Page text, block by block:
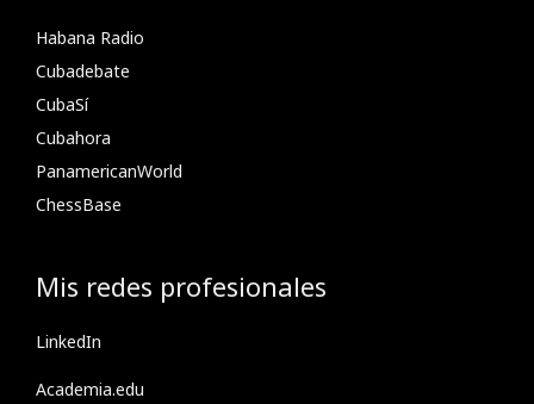
Habana Radio
Cubadebate
CubaSí
Cubahora
PanamericanWorld
ChessBase
Mis redes profesionales
LinkedIn
Academia.edu